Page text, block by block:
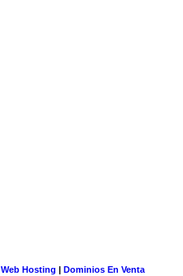
Web Hosting | Dominios En Venta